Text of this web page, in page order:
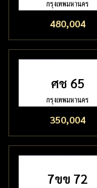
480,004
ศช 65
350,004
7ขข 72